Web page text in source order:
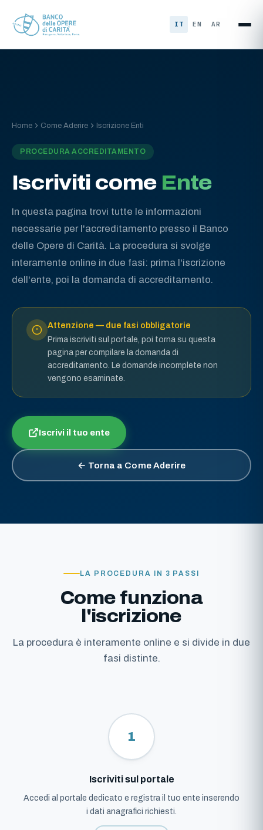
IT EN AR
Home Come Aderire Iscrizione Enti
PROCEDURA ACCREDITAMENTO
Iscriviti come Ente
In questa pagina trovi tutte le informazioni
necessarie per l'accreditamento presso il Banco
delle Opere di Carità. La procedura si svolge
interamente online in due fasi: prima l'iscrizione
dell'ente, poi la domanda di accreditamento.
Attenzione — due fasi obbligatorie
Prima iscriviti sul portale, poi torna su questa
pagina per compilare la domanda di
accreditamento. Le domande incomplete non
vengono esaminate.
Iscrivi il tuo ente
← Torna a Come Aderire
LA PROCEDURA IN 3 PASSI
Come funziona
l'iscrizione
La procedura è interamente online e si divide in due
fasi distinte.
1
Iscriviti sul portale
Accedi al portale dedicato e registra il tuo ente inserendo
i dati anagrafici richiesti.